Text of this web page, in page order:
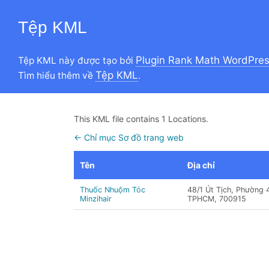
Tệp KML
Tệp KML này được tạo bởi Plugin Rank Math
Tìm hiểu thêm về Tệp KML.
This KML file contains 1 Locations.
← Chỉ mục Sơ đồ trang web
Tên Địa chỉ
Thuốc Nhuộm Tóc
Minzihair
48/1 Út Tịch, Phường
TPHCM, 700915